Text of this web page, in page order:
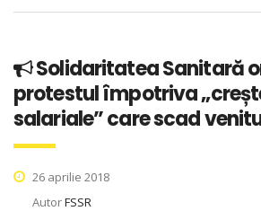
Solidaritatea Sanitară
protestul împotriva
salariale” care scad
26 aprilie 2018
AutorFSSR